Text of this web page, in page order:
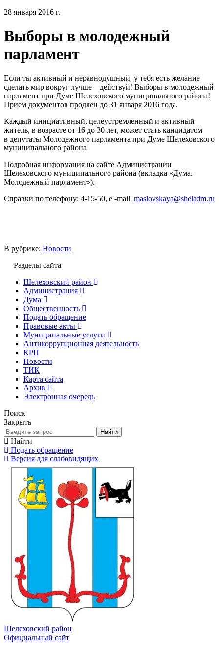
28 января 2016 г.
Выборы в молодежный
парламент
Если ты активный и неравнодушный, у тебя есть желание
сделать мир вокруг лучше – действуй! Выборы в молодежный
парламент при Думе Шелеховского муниципального района!
Прием документов продлен до 31 января 2016 года.
Каждый инициативный, целеустремленный и активный
житель, в возрасте от 16 до 30 лет, может стать кандидатом
в депутаты Молодежного парламента при Думе Шелеховского
муниципального района!
Подробная информация на сайте Администрации
Шелеховского муниципального района (вкладка «Дума.
Молодежный парламент»).
Справки по телефону: 4-15-50, е -mail: maslovskaya@sheladm.ru
В рубрике: Новости
Разделы сайта
Шелеховский район
Администрация
Дума
Общественность
Подать обращение
Правовые акты
Муниципальные услуги
Антикоррупционная деятельность
КРП
Новости
ТИК
Карта сайта
Архив
Электронная очередь
Поиск
Закрыть
Найти
Найти
Подать обращение
Версия для слабовидящих
Шелеховский район
Официальный сайт